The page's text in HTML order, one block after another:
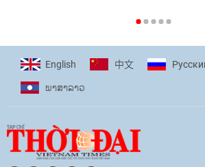
phó với biến đổi khí
17:07|09/06/2026
[Video] Lào dành ưu
quan hệ với Việt Nam
English 中文
ພາ​ສາ​ລາວ